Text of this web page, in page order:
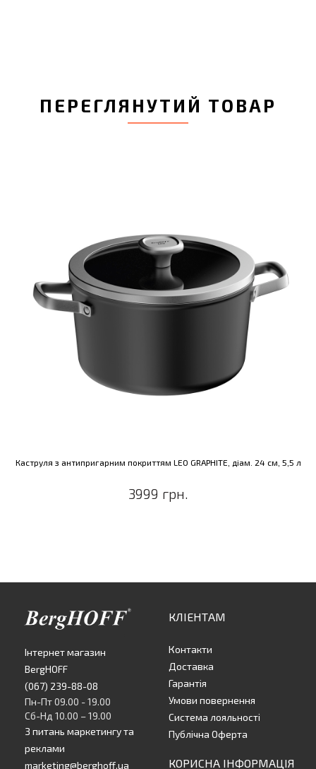
ПЕРЕГЛЯНУТИЙ ТОВАР
Каструля з антипригарним покриттям LEO GRAPHITE, дiам. 24 см, 5,5 л
3999 грн.
Інтернет магазин
BergHOFF
(067) 239-88-08
Пн-Пт 09.00 - 19.00
Сб-Нд 10.00 – 19.00
З питань маркетингу та
реклами
marketing@berghoff.ua
КЛІЕНТАМ
Контакти
Доставка
Гарантія
Умови повернення
Система лояльності
Публічна Оферта
КОРИСНА ІНФОРМАЦІЯ